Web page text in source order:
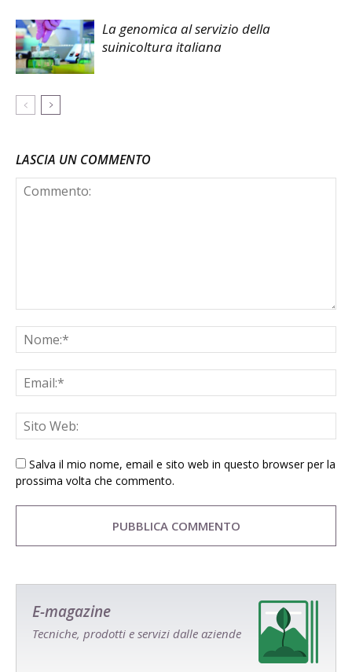
La genomica al servizio della
suinicoltura italiana
LASCIA UN COMMENTO
Salva il mio nome, email e sito web in questo browser per la
prossima volta che commento.
E-magazine
Tecniche, prodotti e servizi dalle aziende